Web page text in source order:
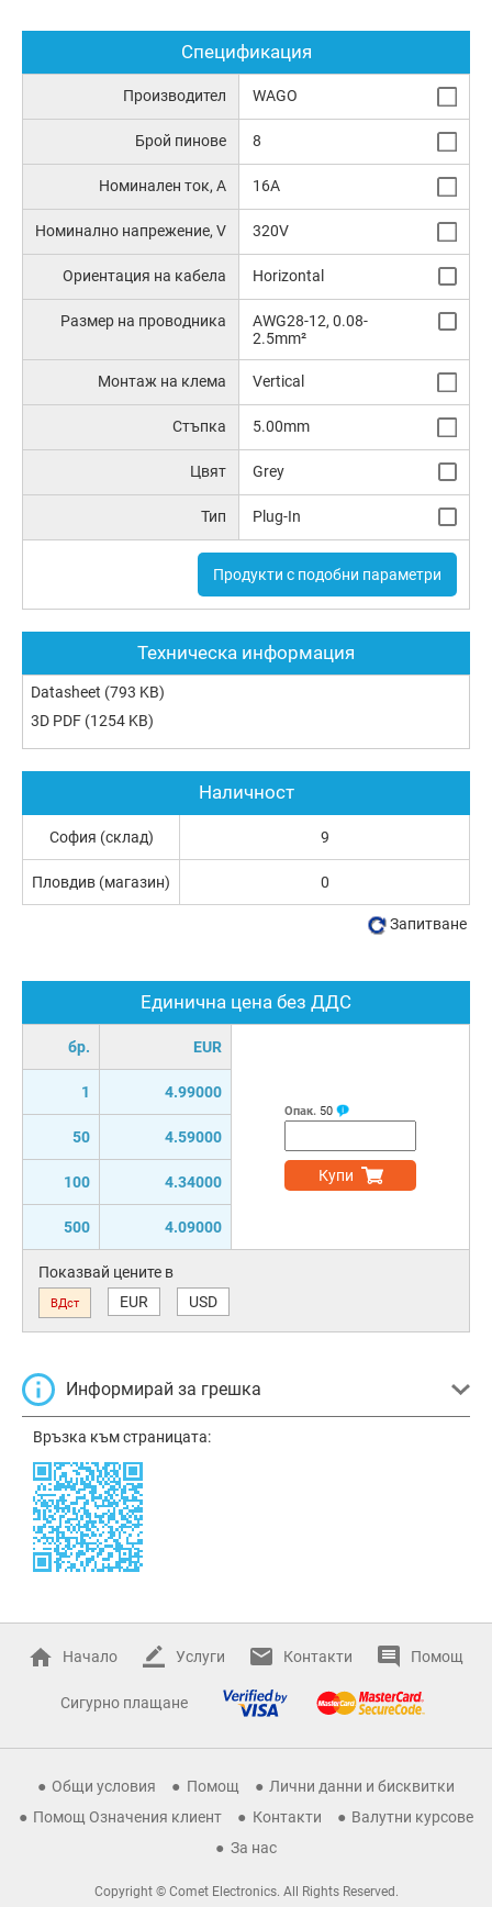
Спецификация
Производител WAGO
Брой пинове 8
Номинален ток, А 16A
Номинално напрежение, V 320V
Ориентация на кабела Horizontal
Размер на проводника
AWG28-12, 0.08-
2.5mm²
Монтаж на клема Vertical
Стъпка 5.00mm
Цвят Grey
Тип Plug-In
Продукти с подобни параметри
Техническа информация
Datasheet (793 KB)
3D PDF (1254 KB)
Единична цена без ДДС
бр. EUR
1 4.99000
50 4.59000
100 4.34000
500 4.09000
Опак. 50
Купи
Показвай цените в
ВДст EUR USD
Информирай за грешка
Връзка към страницата:
Наличност
София (склад) 9
Пловдив (магазин) 0
Запитване
Начало Услуги Контакти Помощ
Сигурно плащане
Общи условия Помощ
Лични данни и бисквитки
Помощ Означения клиент
Контакти
Валутни курсове
За нас
Copyright © Comet Electronics. All Rights Reserved.